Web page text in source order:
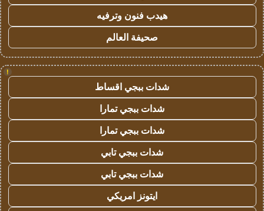
هيدب فنون وترفيه
صحيفة العالم
!
شدات ببجي اقساط
شدات ببجي تمارا
شدات ببجي تمارا
شدات ببجي تابي
شدات ببجي تابي
ايتونز امريكي